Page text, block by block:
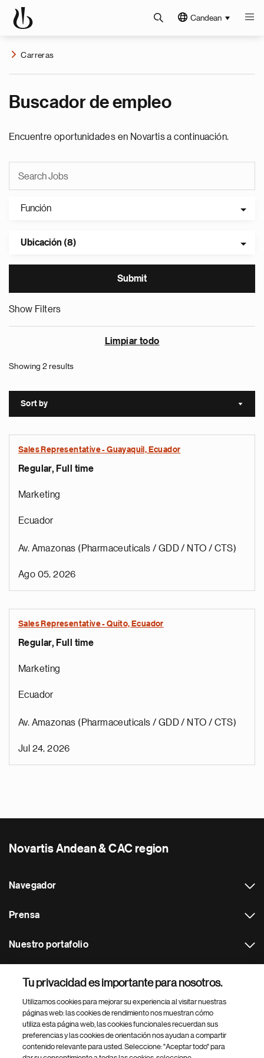
Candean
Carreras
Buscador de empleo
Encuentre oportunidades en Novartis a continuación.
Función
Ubicación (8)
Show Filters
Limpiar todo
Showing 2 results
Sort by Sort
Sales Representative - Guayaquil, Ecuador
Regular, Full time
Marketing
Ecuador
Av. Amazonas (Pharmaceuticals / GDD / NTO / CTS)
Ago 05, 2026
Sales Representative - Quito, Ecuador
Regular, Full time
Marketing
Ecuador
Av. Amazonas (Pharmaceuticals / GDD / NTO / CTS)
Jul 24, 2026
Novartis Andean & CAC region
Navegador
Prensa
Nuestro portafolio
Footer Site Search
Tu privacidad es importante para nosotros.
Utilizamos cookies para mejorar su experiencia al visitar nuestras
páginas web: las cookies de rendimiento nos muestran cómo
utiliza esta página web, las cookies funcionales recuerdan sus
preferencias y las cookies de orientación nos ayudan a compartir
contenido relevante para usted. Seleccione: "Aceptar todo" para